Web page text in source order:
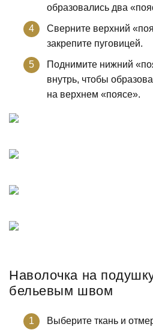
образовались два
Сверните верхний
закрепите пуговицей.
Поднимите нижний
внутрь, чтобы
на верхнем «поясе».
Наволочка на
бельевым швом
Выберите ткань и